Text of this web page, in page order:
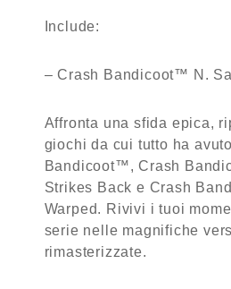
Include:
– Crash Bandicoot™ N.
Affronta una sfida epica,
giochi da cui tutto ha
Bandicoot™, Crash
Strikes Back e Crash
Warped. Rivivi i tuoi
serie nelle magnifiche
rimasterizzate.